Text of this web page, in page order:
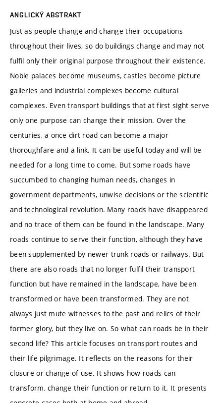
ANGLICKÝ ABSTRAKT
Just as people change and change their occupations
throughout their lives, so do buildings change and may not
fulfil only their original purpose throughout their existence.
Noble palaces become museums, castles become picture
galleries and industrial complexes become cultural
complexes. Even transport buildings that at first sight serve
only one purpose can change their mission. Over the
centuries, a once dirt road can become a major
thoroughfare and a link. It can be useful today and will be
needed for a long time to come. But some roads have
succumbed to changing human needs, changes in
government departments, unwise decisions or the scientific
and technological revolution. Many roads have disappeared
and no trace of them can be found in the landscape. Many
roads continue to serve their function, although they have
been supplemented by newer trunk roads or railways. But
there are also roads that no longer fulfil their transport
function but have remained in the landscape, have been
transformed or have been transformed. They are not
always just mute witnesses to the past and relics of their
former glory, but they live on. So what can roads be in their
second life? This article focuses on transport routes and
their life pilgrimage. It reflects on the reasons for their
closure or change of use. It shows how roads can
transform, change their function or return to it. It presents